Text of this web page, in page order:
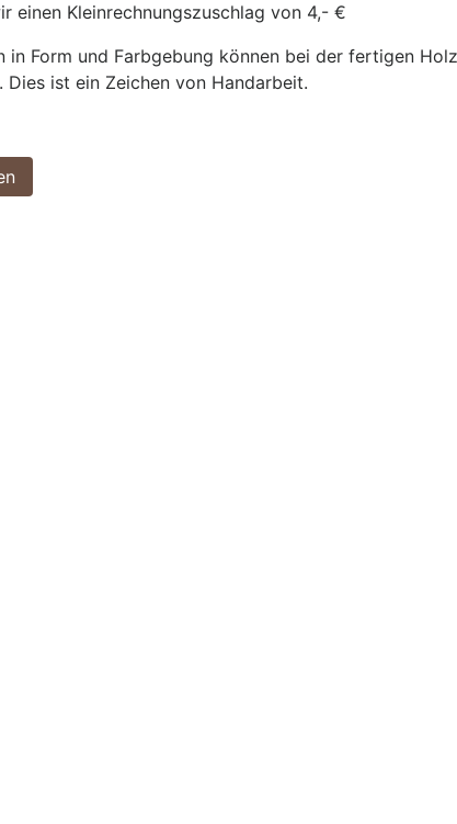
einen Kleinrechnungszuschlag von 4,- €
in Form und Farbgebung können bei der fertigen
ist ein Zeichen von Handarbeit.